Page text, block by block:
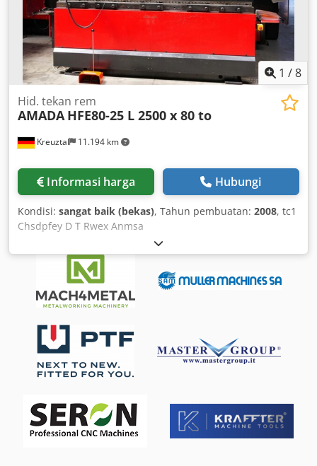
1 /8
Kreuztal 11.194 km
Hid. tekan rem
AMADA HFE80-25 L 2500 x 80 to
Informasi harga Hubungi
Kondisi: sangat baik (bekas), Tahun pembuatan: 2008, tc1
Chsdpfey D T Rwex Anmsa